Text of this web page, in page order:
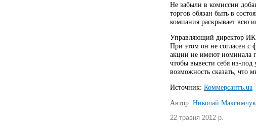
Не забыли в комиссии
торгов обязан быть в
компания раскрывает всю
Управляющий директор ИК
При этом он не согласен с
акции не имеют номинала
чтобы вывести себя из-
возможность сказать, что
Источник: Коммерсантъ.ua
Автор: Николай Максимчук
22 травня 2012 р.